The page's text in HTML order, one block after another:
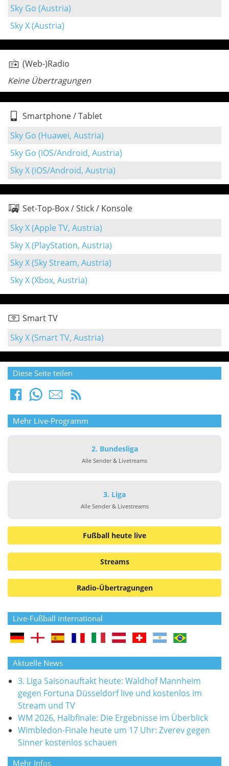
Sky Go (Austria)
Sky X (Austria)
(Web-)Radio
Keine Übertragungen
Smartphone / Tablet
Sky Go (Huawei, Austria)
Sky Go (iOS/Android, Austria)
Sky X (iOS/Android, Austria)
Set-Top-Box / Stick / Konsole
Sky X (Apple TV, Austria)
Sky X (PlayStation, Austria)
Sky X (Sky Stream, Austria)
Sky X (Xbox, Austria)
Smart TV
Sky X (Smart TV, Austria)
Diese Seite teilen
Mehr Live-Programm
2. Bundesliga
Alle Sender & Livetreams
3. Liga
Alle Sender & Livestreams
Fußball heute live
Streams
Radio-Übertragungen
Live-Fußball international
Aktuelle News
3. Liga Saisonauftakt heute: Waldhof Mannheim
gegen Fortuna Düsseldorf live und kostenlos im
Stream und TV
WM 2026, Halbfinale: Die Ergebnisse im Überblick
Wimbledon-Finale heute um 17 Uhr: Zverev gegen
Sinner kostenlos schauen
Mehr Infos